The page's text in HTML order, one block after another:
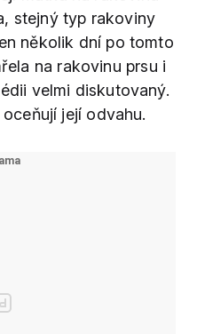
stejný typ rakoviny
několik dní po tomto
na rakovinu prsu i
velmi diskutovaný.
její odvahu.